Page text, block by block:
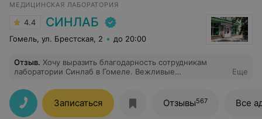
МЕДИЦИНСКАЯ ЛАБОРАТОРИЯ
4.4 СИНЛАБ
Гомель, ул. Брестская, 2 до 20:00
Отзыв. Хочу выразить благодарность сотрудникам
лаборатории Синлаб в Гомеле. Вежливые
врача-гинеколога Матарас Анастасию Александровну
за профессионализм и чуткое отношение к пациентам.
Еще
Записаться Отзывы567 Все